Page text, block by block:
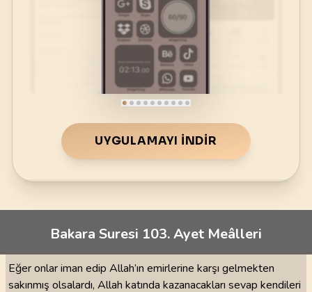
UYGULAMAYI İNDIR
Bakara Suresi 103. Ayet Meâlleri
Eğer onlar iman edip Allah’ın emirlerine karşı gelmekten
sakınmış olsalardı, Allah katında kazanacakları sevap kendileri